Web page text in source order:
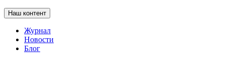
Наш контент
Журнал
Новости
Блог